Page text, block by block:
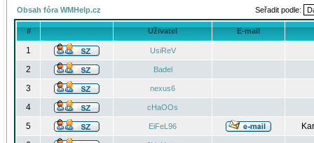
Obsah fóra WMHelp.cz Seřadit podle:
# Uživatel E-mail
1 UsiReV
2 Badel
3 nexus6
4 cHaOOs
5 EiFeL96